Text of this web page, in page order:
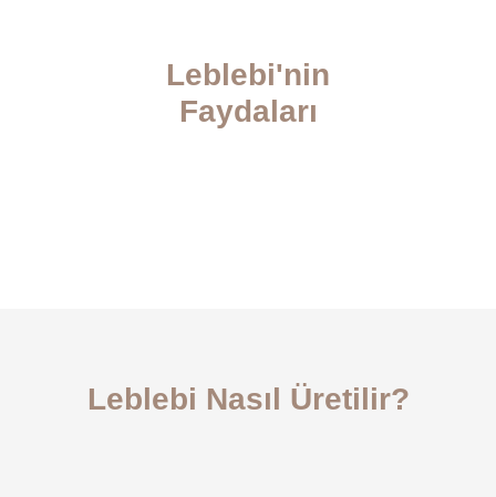
Leblebi'nin
Faydaları
Leblebi Nasıl Üretilir?